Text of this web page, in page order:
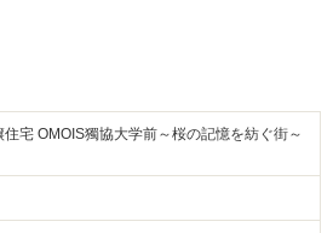
く癒す空間デザイン
ッドパネル
る空間「マルチコーナー」
宅 OMOIS獨協大学前～桜の記憶を紡ぐ街～